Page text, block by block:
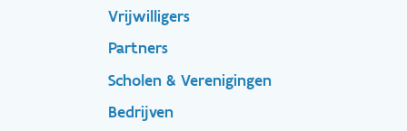
Footer-
menu
Vrijwilligers
Partners
Scholen & Verenigingen
Bedrijven